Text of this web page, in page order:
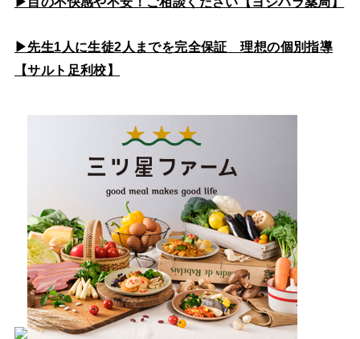
▶先生1人に生徒2人までを完全保証 理想の個別指導
【サルト足利校】